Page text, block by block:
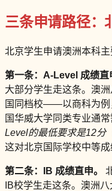
三条申请路径：
北京学生申请澳洲本科主
第一条：A-Level 成绩直
大部分学生走这条。澳
国同档校——以商科为例
国华威大学同类专业通
Level的最低要求是12分
这对北京国际学校中等成
第二条：IB 成绩直申。
IB校学生走这条。澳洲